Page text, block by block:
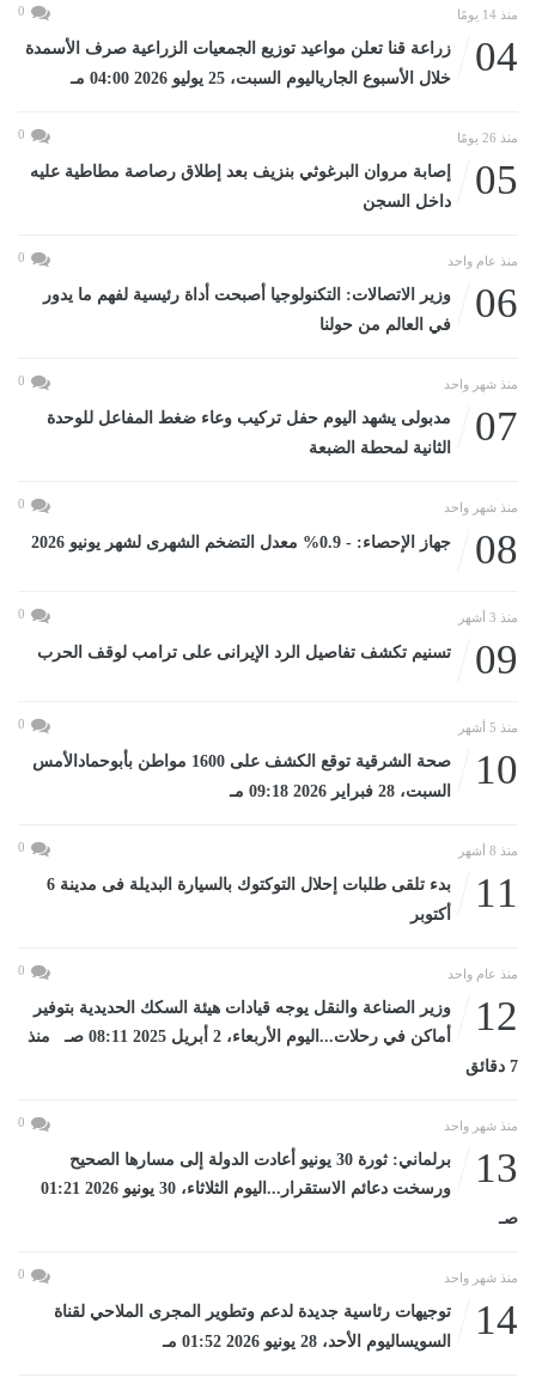
منذ 14 يومًا 0
04
زراعة قنا تعلن مواعيد توزيع الجمعيات الزراعية صرف الأسمدة
خلال الأسبوع الجارياليوم السبت، 25 يوليو 2026 04:00 مـ
منذ 26 يومًا 0
05
إصابة مروان البرغوثي بنزيف بعد إطلاق رصاصة مطاطية عليه
داخل السجن
منذ عام واحد 0
06
وزير الاتصالات: التكنولوجيا أصبحت أداة رئيسية لفهم ما يدور
في العالم من حولنا
منذ شهر واحد 0
07
مدبولى يشهد اليوم حفل تركيب وعاء ضغط المفاعل للوحدة
الثانية لمحطة الضبعة
منذ شهر واحد 0
08 جهاز الإحصاء: - 0.9% معدل التضخم الشهرى لشهر يونيو 2026
منذ 3 أشهر 0
09 تسنيم تكشف تفاصيل الرد الإيرانى على ترامب لوقف الحرب
منذ 5 أشهر 0
10
صحة الشرقية توقع الكشف على 1600 مواطن بأبوحمادالأمس
السبت، 28 فبراير 2026 09:18 مـ
منذ 8 أشهر 0
11
بدء تلقى طلبات إحلال التوكتوك بالسيارة البديلة فى مدينة 6
أكتوبر
منذ عام واحد 0
12
وزير الصناعة والنقل يوجه قيادات هيئة السكك الحديدية بتوفير
أماكن في رحلات...اليوم الأربعاء، 2 أبريل 2025 08:11 صـ منذ
7 دقائق
منذ شهر واحد 0
13
برلماني: ثورة 30 يونيو أعادت الدولة إلى مسارها الصحيح
ورسخت دعائم الاستقرار...اليوم الثلاثاء، 30 يونيو 2026 01:21
صـ
منذ شهر واحد 0
14
توجيهات رئاسية جديدة لدعم وتطوير المجرى الملاحي لقناة
السويساليوم الأحد، 28 يونيو 2026 01:52 مـ